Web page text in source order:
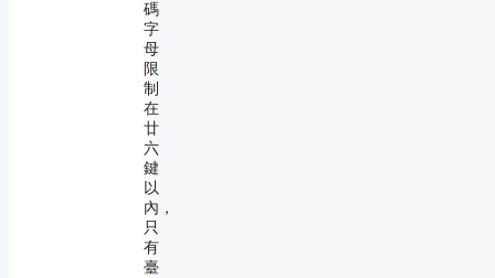
碼
字
母
限
制
在
廿
六
鍵
以
內，
只
有
臺